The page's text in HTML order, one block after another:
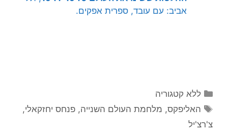
אביב: עם עובד, ספרית אפקים.
קטגוריות
ללא קטגוריה
תגיות
האליפקס, מלחמת העולם השנייה,פנחס יחזקאלי,
צ'רצ'יל